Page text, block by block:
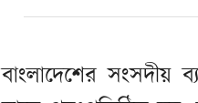
বাংলাদেশের সংসদীয়